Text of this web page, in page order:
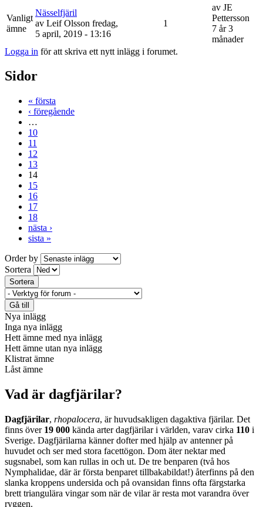
Vanligt
ämne
Nässelfjäril
av Leif Olsson fredag,
5 april, 2019 - 13:16
1
av JE
Pettersson
7 år 3
månader
Logga in för att skriva ett nytt inlägg i forumet.
Sidor
« första
‹ föregående
…
10
11
12
13
14
15
16
17
18
nästa ›
sista »
Order by
Sortera
Nya inlägg
Inga nya inlägg
Hett ämne med nya inlägg
Hett ämne utan nya inlägg
Klistrat ämne
Låst ämne
Vad är dagfjärilar?
Dagfjärilar, rhopalocera, är huvudsakligen dagaktiva fjärilar. Det
finns över 19 000 kända arter dagfjärilar i världen, varav cirka 110 i
Sverige. Dagfjärilarna känner dofter med hjälp av antenner på
huvudet och ser med stora facettögon. Dom äter nektar med
sugsnabel, som kan rullas in och ut. De tre benparen (två hos
Nymphalidae, där är första benparet tillbakabildat!) återfinns på den
slanka kroppens undersida och på ovansidan finns ofta färgstarka
brett triangulära vingar som när de vilar är resta mot varandra över
ryggen.